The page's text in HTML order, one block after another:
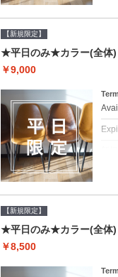
ご
【新規限定】
★平日のみ★カラー(全体)
￥9,000
新
ご
【新規限定】
★平日のみ★カラー(全体)
￥8,500